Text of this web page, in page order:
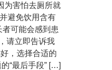
为害怕去厕所就
避免饮用含有
可能会感到患
请立即告诉我
，选择合适的
“最后手段” […]